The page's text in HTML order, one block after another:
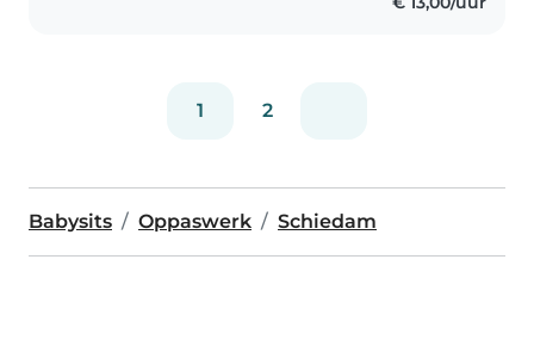
1 2
Babysits Oppaswerk Schiedam